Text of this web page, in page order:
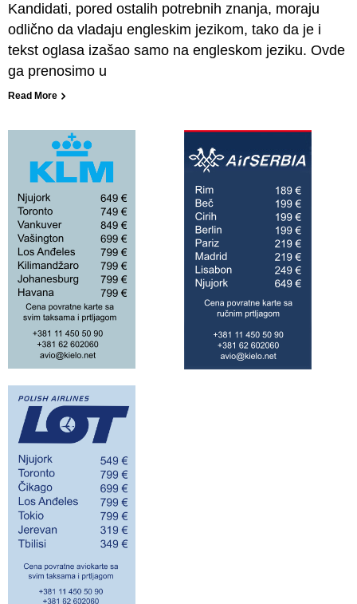
Kandidati, pored ostalih potrebnih znanja, moraju
odlično da vladaju engleskim jezikom, tako da je i
tekst oglasa izašao samo na engleskom jeziku. Ovde
ga prenosimo u
Read More